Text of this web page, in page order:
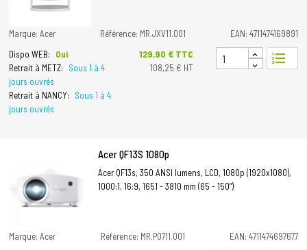
Marque: Acer Référence: MR.JXV11.001
EAN: 4711474169891
Dispo WEB:
Oui
Retrait à METZ:
Sous 1 à 4
jours ouvrés
Retrait à NANCY:
Sous 1 à 4
jours ouvrés
Prix
129,90 € TTC
108,25 € HT
format_list_numbered
Acer QF13S 1080p
Acer QF13s, 350 ANSI lumens, LCD, 1080p (1920x1080),
1000:1, 16:9, 1651 - 3810 mm (65 - 150")
Marque: Acer Référence: MR.P0711.001
EAN: 4711474697677